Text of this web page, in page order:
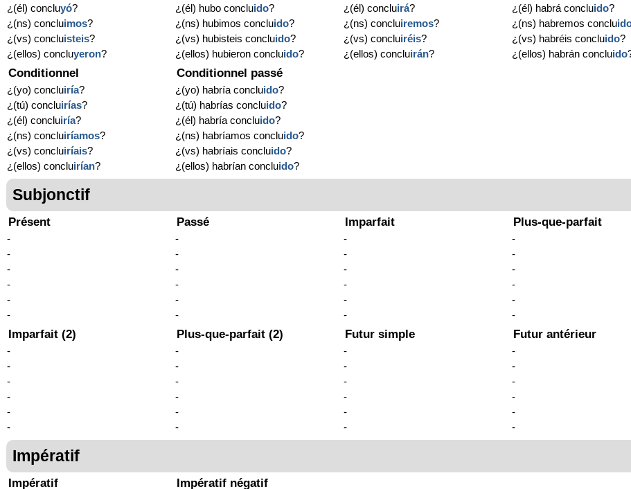
¿(él) concluyó?
¿(ns) concluimos?
¿(vs) concluisteis?
¿(ellos) concluyeron?
¿(él) hubo concluido?
¿(ns) hubimos concluido?
¿(vs) hubisteis concluido?
¿(ellos) hubieron concluido?
¿(él) concluirá?
¿(ns) concluiremos?
¿(vs) concluiréis?
¿(ellos) concluirán?
¿(él) habrá concluido?
¿(ns) habremos conclu
¿(vs) habréis concluido?
¿(ellos) habrán concluido
Conditionnel
¿(yo) concluiría?
¿(tú) concluirías?
¿(él) concluiría?
¿(ns) concluiríamos?
¿(vs) concluiríais?
¿(ellos) concluirían?
Conditionnel passé
¿(yo) habría concluido?
¿(tú) habrías concluido?
¿(él) habría concluido?
¿(ns) habríamos concluido?
¿(vs) habríais concluido?
¿(ellos) habrían concluido?
Subjonctif
Présent
-
-
-
-
-
-
Passé
-
-
-
-
-
-
Imparfait
-
-
-
-
-
-
Plus-que-parfait
-
-
-
-
-
-
Imparfait (2)
-
-
-
-
-
-
Plus-que-parfait (2)
-
-
-
-
-
-
Futur simple
-
-
-
-
-
-
Futur antérieur
-
-
-
-
-
-
Impératif
Impératif Impératif négatif